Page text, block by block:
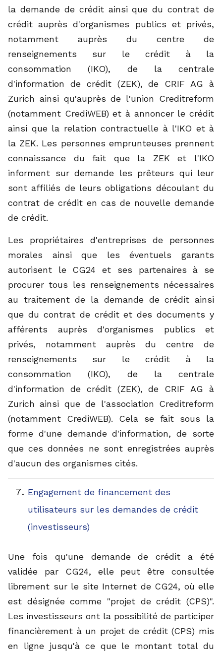
la demande de crédit ainsi que du contrat de
crédit auprès d'organismes publics et privés,
notamment auprès du centre de
renseignements sur le crédit à la
consommation (IKO), de la centrale
d'information de crédit (ZEK), de CRIF AG à
Zurich ainsi qu'auprès de l'union Creditreform
(notamment CrediWEB) et à annoncer le crédit
ainsi que la relation contractuelle à l'IKO et à
la ZEK. Les personnes emprunteuses prennent
connaissance du fait que la ZEK et l'IKO
informent sur demande les prêteurs qui leur
sont affiliés de leurs obligations découlant du
contrat de crédit en cas de nouvelle demande
de crédit.
Les propriétaires d'entreprises de personnes
morales ainsi que les éventuels garants
autorisent le CG24 et ses partenaires à se
procurer tous les renseignements nécessaires
au traitement de la demande de crédit ainsi
que du contrat de crédit et des documents y
afférents auprès d'organismes publics et
privés, notamment auprès du centre de
renseignements sur le crédit à la
consommation (IKO), de la centrale
d'information de crédit (ZEK), de CRIF AG à
Zurich ainsi que de l'association Creditreform
(notamment CrediWEB). Cela se fait sous la
forme d'une demande d'information, de sorte
que ces données ne sont enregistrées auprès
d'aucun des organismes cités.
Engagement de financement des
utilisateurs sur les demandes de crédit
(investisseurs)
Une fois qu'une demande de crédit a été
validée par CG24, elle peut être consultée
librement sur le site Internet de CG24, où elle
est désignée comme "projet de crédit (CPS)".
Les investisseurs ont la possibilité de participer
financièrement à un projet de crédit (CPS) mis
en ligne jusqu'à ce que le montant total du